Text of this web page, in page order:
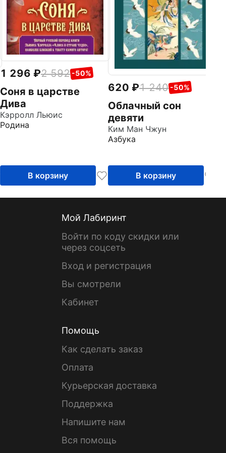
1 296 2 592 -50%
Соня в царстве
Дива
Кэрролл Льюис
Родина
В корзину
620 1 240 -50%
Облачный сон
девяти
Ким Ман Чжун
Азбука
В корзину
Мой Лабиринт
Войти по коду скидки или
через соцсеть
Вход и регистрация
Вы смотрели
Кабинет
Помощь
Как сделать заказ
Оплата
Курьерская доставка
Поддержка
Напишите нам
Вся помощь